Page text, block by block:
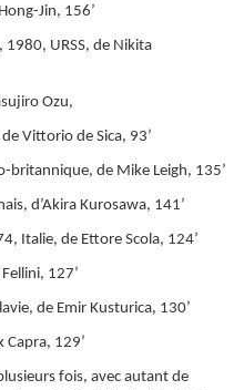
Jin, 156’
1980, URSS, de Nikita
Ozu,
Vittorio de Sica, 93’
britannique, de Mike Leigh, 135’
d’Akira Kurosawa, 141’
Italie, de Ettore Scola, 124’
127’
de Emir Kusturica, 130’
Capra, 129’
fois, avec autant de